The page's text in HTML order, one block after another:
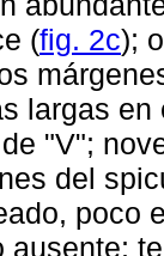
(fig. 2c);
largas
"V";
del
poco
ausente;